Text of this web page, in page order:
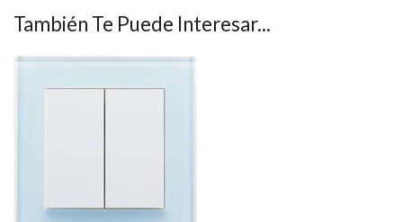
También Te Puede Interesar...